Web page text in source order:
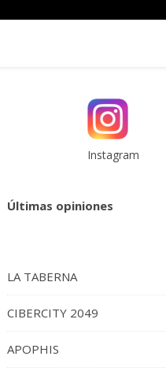
Instagram
Últimas opiniones
LA TABERNA
CIBERCITY 2049
APOPHIS